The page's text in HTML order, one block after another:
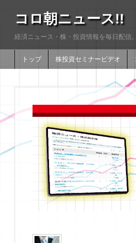
コロ朝ニュース!!
経済ニュース・株・投資情報を毎日配信
トップ 株投資セミナービデオ